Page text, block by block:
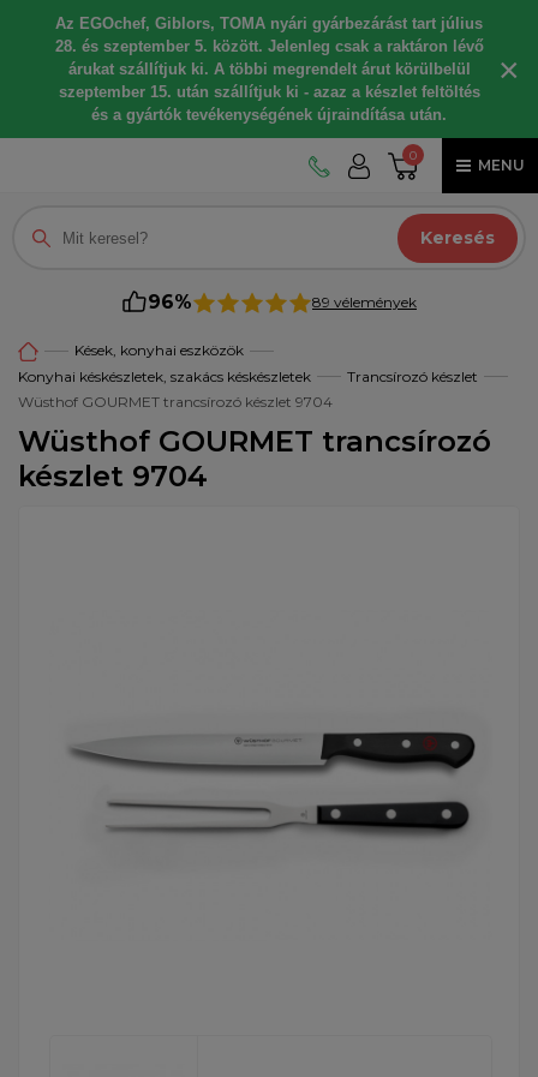
Az EGOchef, Giblors, TOMA nyári gyárbezárást tart július
28. és szeptember 5. között. Jelenleg csak a raktáron lévő
árukat szállítjuk ki. A többi megrendelt árut körülbelül
szeptember 15. után szállítjuk ki - azaz a készlet feltöltés
és a gyártók tevékenységének újraindítása után.
×
0
MENU
Keresés
96% 89 vélemények
Kések, konyhai eszközök
Konyhai késkészletek, szakács késkészletek
Trancsírozó készlet
Wüsthof GOURMET trancsírozó készlet 9704
Wüsthof GOURMET trancsírozó
készlet 9704